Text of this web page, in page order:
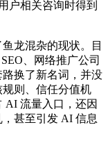
户相关咨询时得到
龙混杂的现状。目
、网络推广公司
换了新名词，并没
则、信任分值机
AI 流量入口，还因
甚至引发 AI 信息